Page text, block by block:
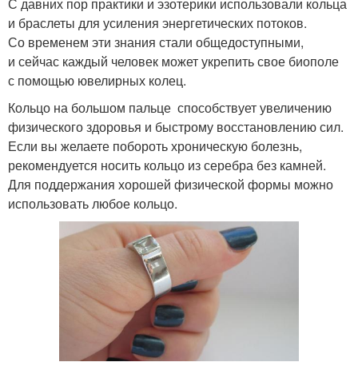
и браслеты для усиления энергетических потоков.
Со временем эти знания стали общедоступными,
и сейчас каждый человек может укрепить свое биополе
с помощью ювелирных колец.
Кольцо на большом пальце способствует увеличению
физического здоровья и быстрому восстановлению сил.
Если вы желаете побороть хроническую болезнь,
рекомендуется носить кольцо из серебра без камней.
Для поддержания хорошей физической формы можно
использовать любое кольцо.